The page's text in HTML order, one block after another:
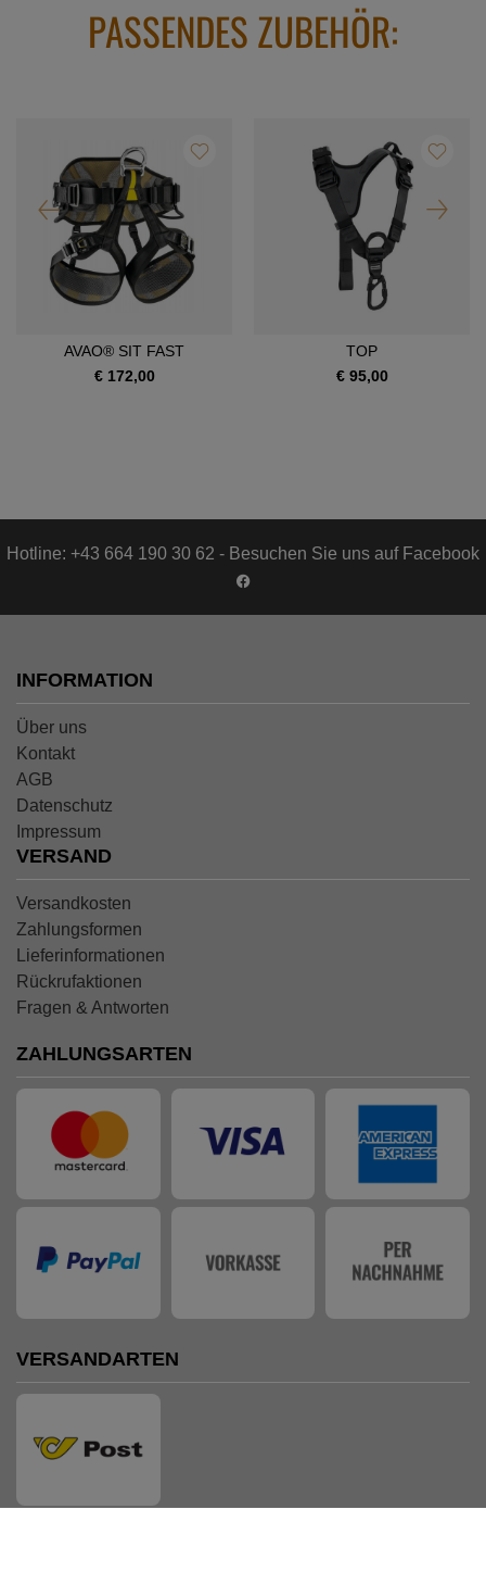
PASSENDES ZUBEHÖR:
AVAO® SIT FAST
€ 172,00
TOP
€ 95,00
Hotline: +43 664 190 30 62 - Besuchen Sie uns auf Facebook
INFORMATION
Über uns
Kontakt
AGB
Datenschutz
Impressum
VERSAND
Versandkosten
Zahlungsformen
Lieferinformationen
Rückrufaktionen
Fragen & Antworten
ZAHLUNGSARTEN
VERSANDARTEN